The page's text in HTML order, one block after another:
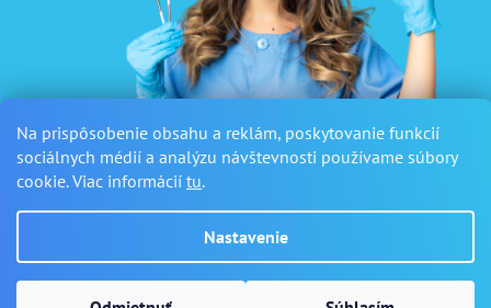
Na prispôsobenie obsahu a reklám, poskytovanie funkcií
sociálnych médií a analýzu návštevnosti používame súbory
cookie. Viac informácií tu.
Nastavenie
Vytvoril Shoptet